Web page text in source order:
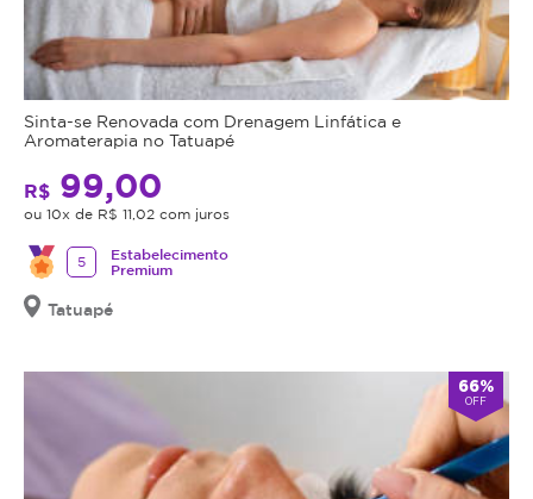
Sinta-se Renovada com Drenagem Linfática e
Aromaterapia no Tatuapé
R$ 99,00
ou 10x de R$ 11,02 com juros
5
Estabelecimento
Premium
Tatuapé
66%
OFF